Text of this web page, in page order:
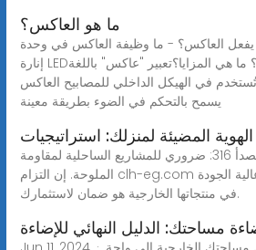
ما هو العاكس؟
يفعل العاكس؟ - ما وظيفة العاكس في وحدة
إنارة LED؟ لماذا يتم وضعه؟ ما هي المزايا؟تعبير "عاكس" باللغة
في الهيكل الداخلي للمصابيح العاكس
يسمح بالتحكم في الضوء بطريقة معينة
المضيئة لمنزلك: استراتيجيات
الفولاذ المقاوم للصدأ 316: ضروري للمشاريع الساحلية لمقاومة
الملوحة. إن التزام clh-eg.com باستخدام هذه المواد عالية الجودة
في منتجاتها الخارجية هو ضمان لاستثمارك.
مساحتك: الدليل النهائي للإضاءة